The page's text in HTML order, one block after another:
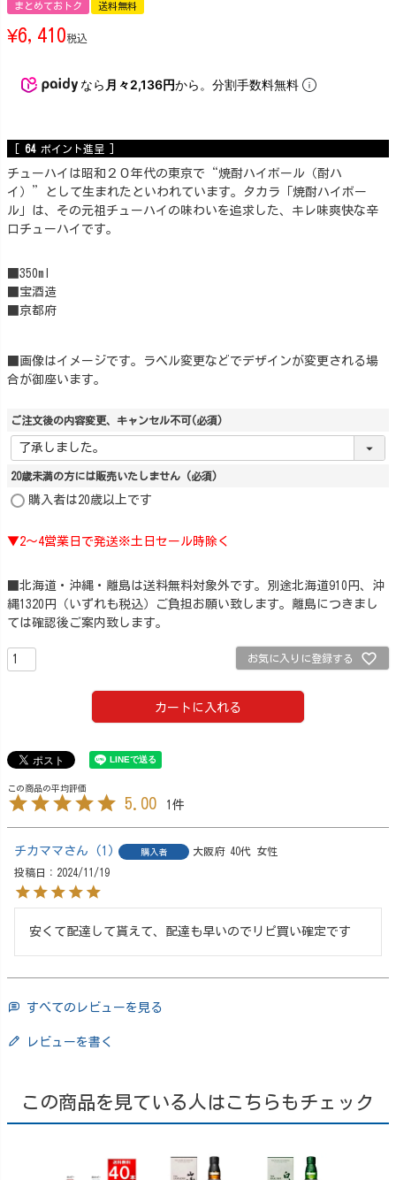
まとめておトク 送料無料
¥6,410税込
なら 月々2,136円から。分割手数料無料
64 ポイント進呈 ]
チューハイは昭和２０年代の東京で“焼酎ハイボール（酎ハ
イ）”として生まれたといわれています。タカラ「焼酎ハイボー
ル」は、その元祖チューハイの味わいを追求した、キレ味爽快な辛
口チューハイです。
■350ml
■宝酒造
■京都府
■画像はイメージです。ラベル変更などでデザインが変更される場
合が御座います。
ご注文後の内容変更、キャンセル不可 (必須)
20歳未満の方には販売いたしません (必須)
購入者は20歳以上です
▼2～4営業日で発送※土日セール時除く
■北海道・沖縄・離島は送料無料対象外です。別途北海道910円、沖
縄1320円（いずれも税込）ご負担お願い致します。離島につきまし
ては確認後ご案内致します。
お気に入りに登録する
カートに入れる
5.00 1
チカママ 1 購入者 大阪府 40代
女性
投稿日
2024/11/19
安くて配達して貰えて、配達も早いのでリピ買い確定です
すべてのレビューを見る
レビューを書く
この商品を見ている人はこちらもチェック